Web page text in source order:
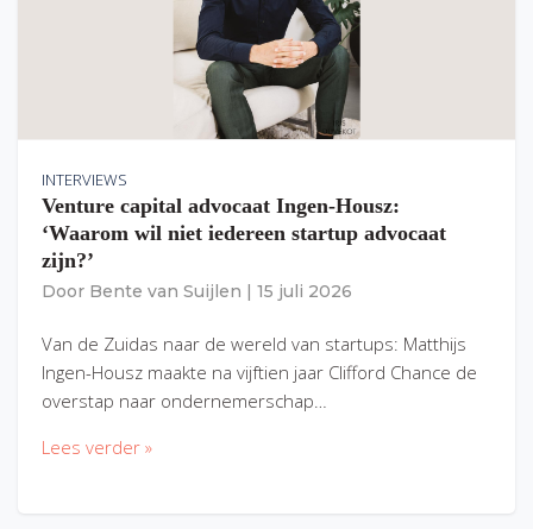
INTERVIEWS
Venture capital advocaat Ingen-Housz:
‘Waarom wil niet iedereen startup advocaat
zijn?’
Door Bente van Suijlen 15 juli 2026
Van de Zuidas naar de wereld van startups: Matthijs
Ingen-Housz maakte na vijftien jaar Clifford Chance de
overstap naar ondernemerschap…
Lees verder »